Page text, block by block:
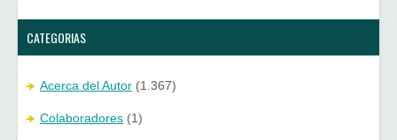
)
CATEGORIAS
Acerca del Autor (1.367)
Colaboradores (1)